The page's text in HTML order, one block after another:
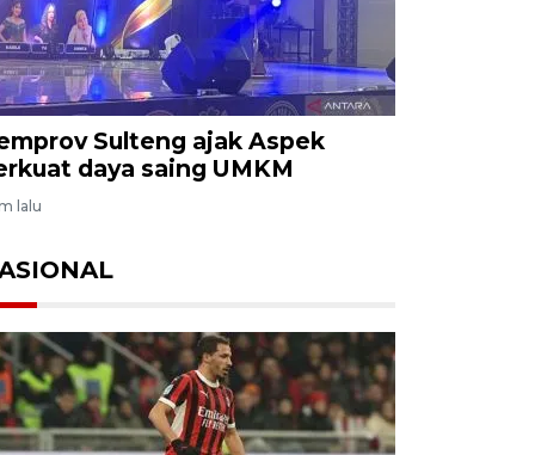
Sulteng ajak Aspek
daya saing UMKM
lalu